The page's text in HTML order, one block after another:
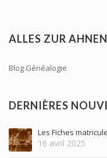
ALLES ZUR
Blog Généalogie
DERNIÈRES
Les Fiches
16 avril 2025